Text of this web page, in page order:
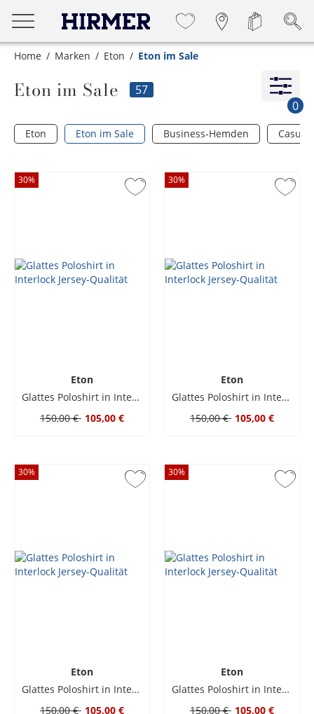
Home Marken Eton Eton im Sale
Eton im Sale
57
0
Eton Eton im Sale Business-Hemden
30%
Eton
Glattes Poloshirt in Interlock Jersey-Qualität
150,00 € 105,00 €
30%
Eton
Glattes Poloshirt in Interlock Jersey-Qualität
150,00 € 105,00 €
30%
Eton
Glattes Poloshirt in Interlock Jersey-Qualität
150,00 € 105,00 €
30%
Eton
Glattes Poloshirt in Interlock Jersey-Qualität
150,00 € 105,00 €